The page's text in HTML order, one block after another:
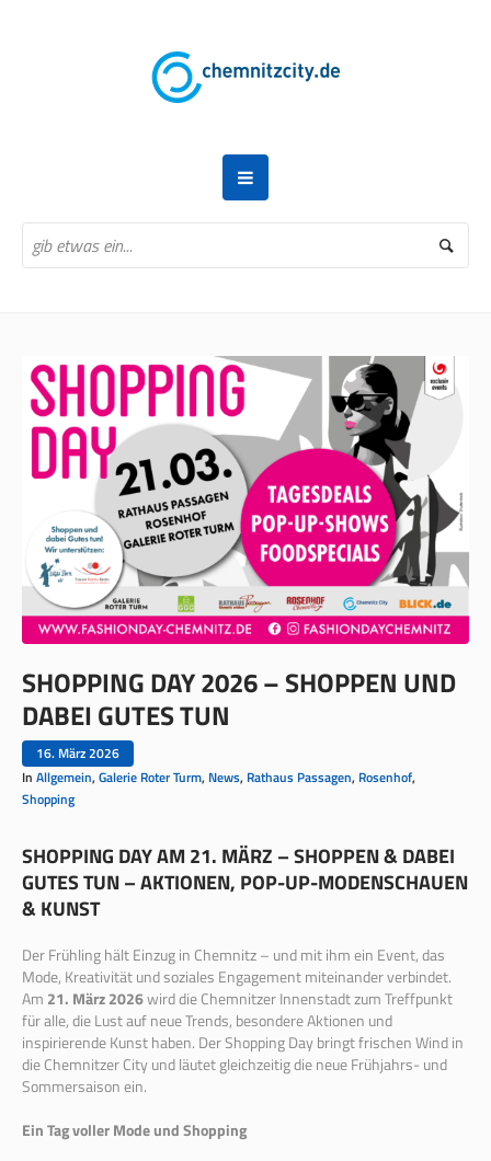
SHOPPING DAY 2026 – SHOPPEN UND
DABEI GUTES TUN
16. März 2026
In Allgemein,Galerie Roter Turm, News, Rathaus Passagen, Rosenhof,
Shopping
SHOPPING DAY AM 21. MÄRZ – SHOPPEN & DABEI
GUTES TUN – AKTIONEN, POP-UP-MODENSCHAUEN
& KUNST
Der Frühling hält Einzug in Chemnitz – und mit ihm ein Event, das
Mode, Kreativität und soziales Engagement miteinander verbindet.
Am 21. März 2026wird die Chemnitzer Innenstadt zum Treffpunkt
für alle, die Lust auf neue Trends, besondere Aktionen und
inspirierende Kunst haben. Der Shopping Day bringt frischen Wind in
die Chemnitzer City und läutet gleichzeitig die neue Frühjahrs- und
Sommersaison ein.
Ein Tag voller Mode und Shopping